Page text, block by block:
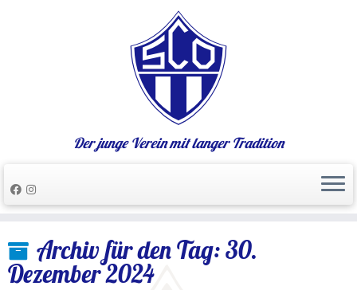
Inhalt
springen
Der junge Verein mit langer Tradition
Archiv für den Tag:30.
Dezember 2024